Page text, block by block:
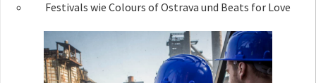
Festivals wie Colours of Ostrava und Beats for Love